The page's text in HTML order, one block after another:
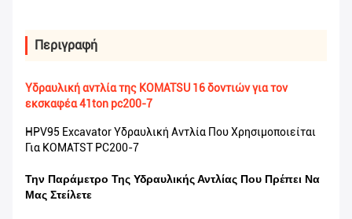
Περιγραφή
Υδραυλική αντλία της KOMATSU 16 δοντιών για τον
εκσκαφέα 41ton pc200-7
HPV95 Excavator Υδραυλική Αντλία Που Χρησιμοποιείται
Για KOMATST PC200-7
Την Παράμετρο Της Υδραυλικής Αντλίας Που Πρέπει Να
Μας Στείλετε